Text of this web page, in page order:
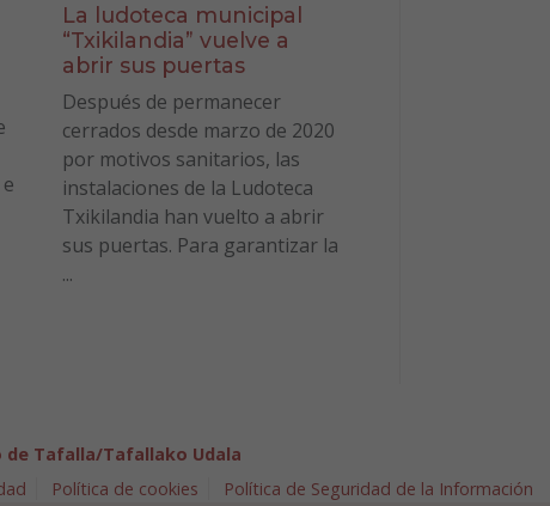
La ludoteca municipal
“Txikilandia” vuelve a
abrir sus puertas
Después de permanecer
cerrados desde marzo de 2020
por motivos sanitarios, las
instalaciones de la Ludoteca
Txikilandia han vuelto a abrir
sus puertas. Para garantizar la
...
Tafalla/Tafallako Udala
Política de cookies Política de Seguridad de la Información